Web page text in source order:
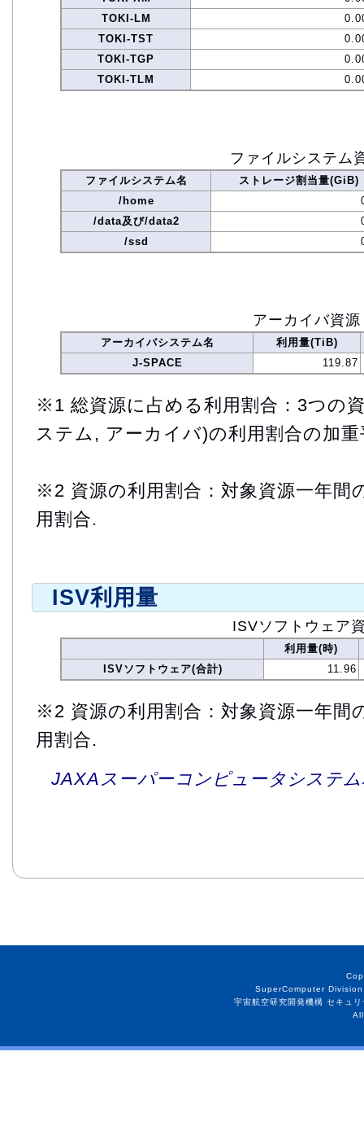
TOKI-LM
TOKI-TST
TOKI-TGP
TOKI-TLM
ファイルシステム
ファイルシステム名
ストレージ割当量(GiB)
/home
/data及び/data2
/ssd
アーカイバ資源
アーカイバシステム名
利用量(TiB)
J-SPACE
119.87
※1 総資源に占める利用割合：3つの
ステム, アーカイバ)の利用割合の加重
※2 資源の利用割合：対象資源一年間
用割合.
ISV利用量
ISVソフトウェア
利用量(時)
ISVソフトウェア(合計)
11.96
※2 資源の利用割合：対象資源一年間
用割合.
JAXAスーパーコンピュータシステ
SuperComputer
宇宙航空研究開発機構 セキュ